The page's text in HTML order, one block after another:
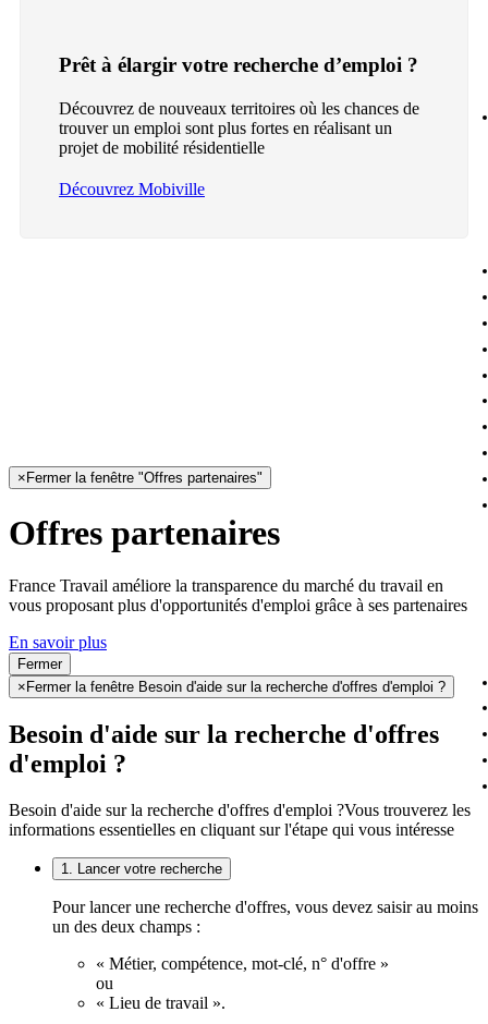
Prêt à élargir votre recherche d’emploi ?
Découvrez de nouveaux territoires où les chances de
trouver un emploi sont plus fortes en réalisant un
projet de mobilité résidentielle
Découvrez Mobiville
× Fermer la fenêtre "Offres partenaires"
Offres partenaires
France Travail améliore la transparence du marché du travail en
vous proposant plus d'opportunités d'emploi grâce à ses partenaires
En savoir plus
Fermer
× Fermer la fenêtre Besoin d'aide sur la recherche d'offres d'emploi ?
Besoin d'aide sur la recherche d'offres
d'emploi ?
Besoin d'aide sur la recherche d'offres d'emploi ?Vous trouverez les
informations essentielles en cliquant sur l'étape qui vous intéresse
1. Lancer votre recherche
Pour lancer une recherche d'offres, vous devez saisir au moins
un des deux champs :
« Métier, compétence, mot-clé, n° d'offre »
ou
« Lieu de travail ».